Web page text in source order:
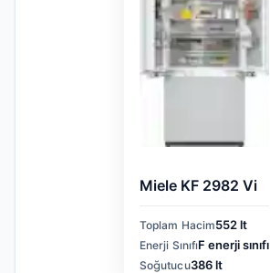
Miele KF 2982 Vi
Toplam Hacim552 lt
Enerji SınıfıF enerji sınıfı
Soğutucu386 lt